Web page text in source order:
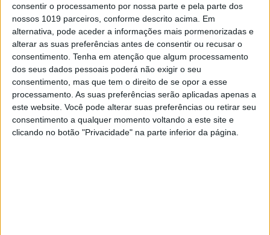
consentir o processamento por nossa parte e pela parte dos
nossos 1019 parceiros, conforme descrito acima. Em
alternativa, pode aceder a informações mais pormenorizadas e
alterar as suas preferências antes de consentir ou recusar o
consentimento. Tenha em atenção que algum processamento
dos seus dados pessoais poderá não exigir o seu
consentimento, mas que tem o direito de se opor a esse
processamento. As suas preferências serão aplicadas apenas a
este website. Você pode alterar suas preferências ou retirar seu
consentimento a qualquer momento voltando a este site e
clicando no botão "Privacidade" na parte inferior da página.
Caras Caras Decoração
Exame Exame Informática
Jornal de Letras Visão Júnior
Visão Saúde Visão +